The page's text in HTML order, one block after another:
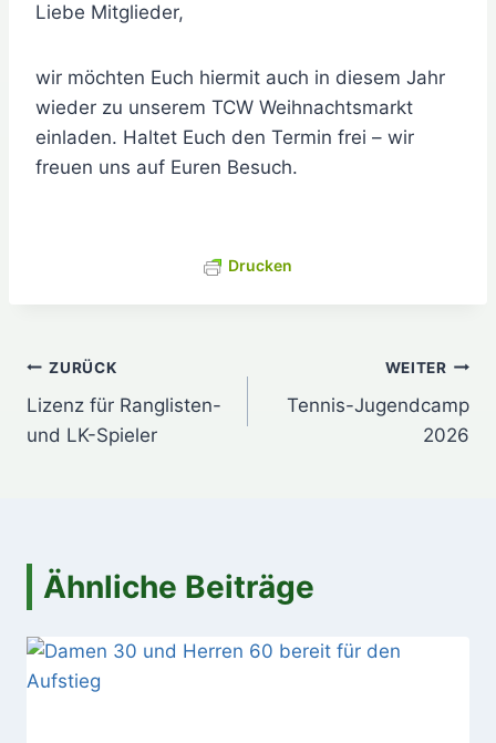
Liebe Mitglieder,
wir möchten Euch hiermit auch in diesem Jahr
wieder zu unserem TCW Weihnachtsmarkt
einladen. Haltet Euch den Termin frei – wir
freuen uns auf Euren Besuch.
Drucken
Beitragsnavigation
ZURÜCK
Lizenz für Ranglisten-
und LK-Spieler
WEITER
Tennis-Jugendcamp
2026
Ähnliche Beiträge